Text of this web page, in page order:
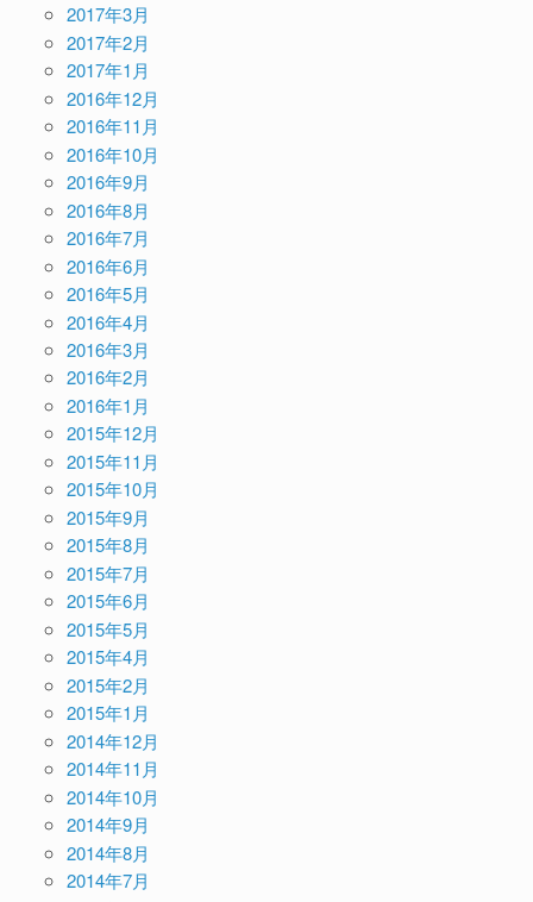
2017年3月
2017年2月
2017年1月
2016年12月
2016年11月
2016年10月
2016年9月
2016年8月
2016年7月
2016年6月
2016年5月
2016年4月
2016年3月
2016年2月
2016年1月
2015年12月
2015年11月
2015年10月
2015年9月
2015年8月
2015年7月
2015年6月
2015年5月
2015年4月
2015年2月
2015年1月
2014年12月
2014年11月
2014年10月
2014年9月
2014年8月
2014年7月